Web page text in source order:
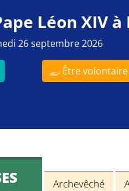
Léon XIV à
26 septembre 2026
Être volontaire
Archevêché